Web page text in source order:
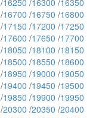
/16250 /16300 /16350
/16700 /16750 /16800
/17150 /17200 /17250
/17600 /17650 /17700
/18050 /18100 /18150
/18500 /18550 /18600
/18950 /19000 /19050
/19400 /19450 /19500
/19850 /19900 /19950
/20300 /20350 /20400